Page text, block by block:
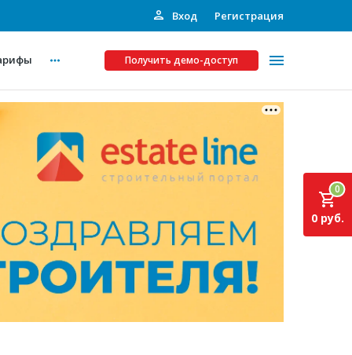
Вход Регистрация
Получить демо-доступ
Платные услуги
Рекламодателям
Инвестпроекты
Подписка на Базу
0
0 руб.